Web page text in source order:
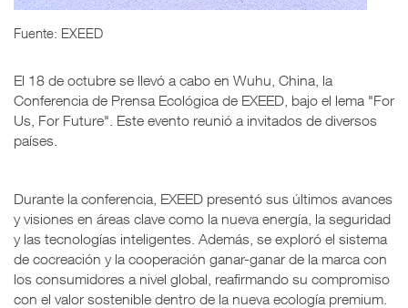
Fuente: EXEED
El 18 de octubre se llevó a cabo en Wuhu, China, la
Conferencia de Prensa Ecológica de EXEED, bajo el lema "For
Us, For Future". Este evento reunió a invitados de diversos
países.
Durante la conferencia, EXEED presentó sus últimos avances
y visiones en áreas clave como la nueva energía, la seguridad
y las tecnologías inteligentes. Además, se exploró el sistema
de cocreación y la cooperación ganar-ganar de la marca con
los consumidores a nivel global, reafirmando su compromiso
con el valor sostenible dentro de la nueva ecología premium.